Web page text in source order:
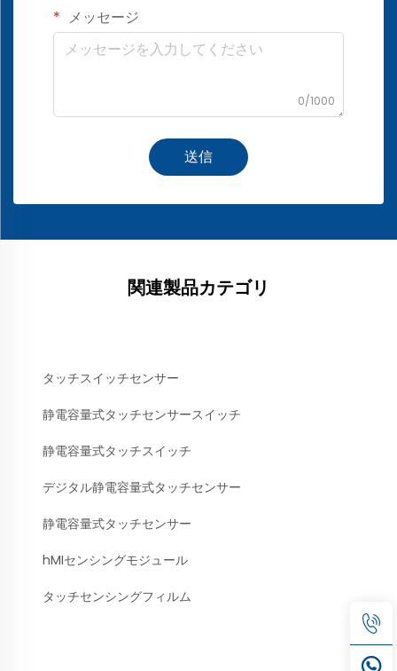
メッセージ
0/1000
送信
関連製品カテゴリ
タッチスイッチセンサー
静電容量式タッチセンサースイッチ
静電容量式タッチスイッチ
デジタル静電容量式タッチセンサー
静電容量式タッチセンサー
hMIセンシングモジュール
タッチセンシングフィルム